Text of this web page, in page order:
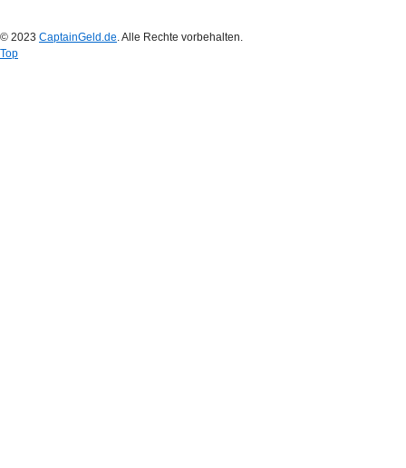
© 2023 CaptainGeld.de. Alle Rechte vorbehalten.
Top